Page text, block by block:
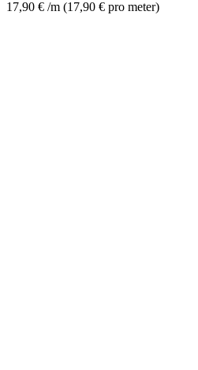
17,90 € /m (17,90 € pro meter)